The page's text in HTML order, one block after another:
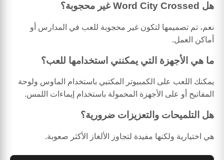
هل Word City Crossed غير محجوبة؟
نعم، تم تصميمها لتكون غير محجوبة للعب في المدارس أو
أماكن العمل.
ما هي الأجهزة التي يمكنني استخدامها للعب؟
يمكنك اللعب على الكمبيوتر المكتبي باستخدام الماوس ولوحة
المفاتيح أو على الأجهزة المحمولة باستخدام إيماءات اللمس.
هل التلميحات والتعزيزات ضرورية؟
هي اختيارية ولكنها مفيدة لتجاوز الألغاز الأكثر صعوبة.